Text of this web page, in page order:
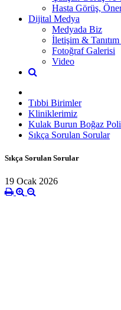
Hasta Görüş,
Dijital Medya
Medyada Biz
İletişim &
Fotoğraf Galerisi
Video
Tıbbi Birimler
Kliniklerimiz
Kulak Burun Boğaz
Sıkça Sorulan Sorular
Sıkça Sorulan Sorular
19 Ocak 2026